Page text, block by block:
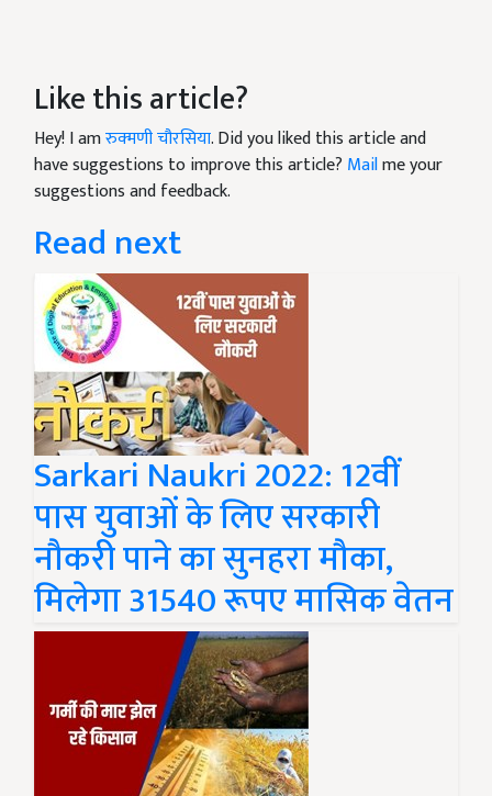
Like this article?
Hey! I amरुक्मणी चौरसिया. Did you liked this article and
have suggestions to improve this article? Mailme your
suggestions and feedback.
Read next
Sarkari Naukri 2022: 12वीं
पास युवाओं के लिए सरकारी
नौकरी पाने का सुनहरा मौका,
मिलेगा 31540 रूपए मासिक वेतन